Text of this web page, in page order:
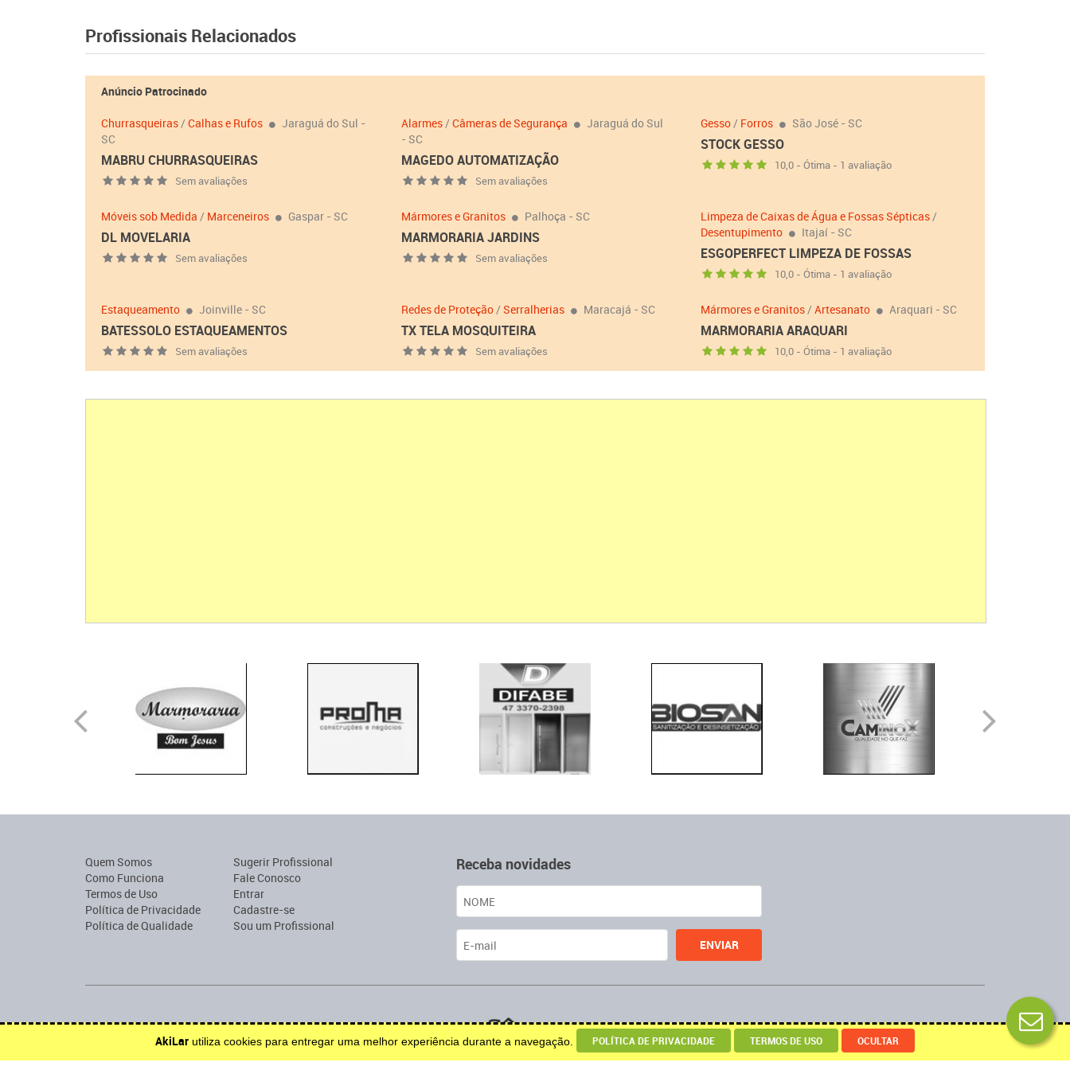
Profissionais Relacionados
Anúncio Patrocinado
Churrasqueiras/Calhas e Rufos
Jaraguá do Sul -
SC
MABRU CHURRASQUEIRAS
Sem avaliações
Alarmes/Câmeras de Segurança
Jaraguá do Sul
- SC
MAGEDO AUTOMATIZAÇÃO
Sem avaliações
Gesso/ Forros São José - SC
STOCK GESSO
10,0 - Ótima - 1 avaliação
Móveis sob Medida / Marceneiros Gaspar - SC
DL MOVELARIA
Sem avaliações
Mármores e Granitos Palhoça - SC
MARMORARIA JARDINS
Sem avaliações
Limpeza de Caixas de Água e Fossas Sépticas/
Desentupimento
Itajaí - SC
ESGOPERFECT LIMPEZA DE FOSSAS
10,0 - Ótima - 1 avaliação
Estaqueamento Joinville - SC
BATESSOLO ESTAQUEAMENTOS
Sem avaliações
Redes de Proteção/Serralherias Maracajá - SC
TX TELA MOSQUITEIRA
Sem avaliações
Mármores e Granitos/Artesanato Araquari - SC
MARMORARIA ARAQUARI
10,0 - Ótima - 1 avaliação
Quem Somos
Como Funciona
Termos de Uso
Política de Privacidade
Política de Qualidade
Sugerir Profissional
Fale Conosco
Entrar
Cadastre-se
Sou um Profissional
Receba novidades
Encontre profissionais para construção, reforma, mobília ou decoração.
Efetue solicitações de orçamento e serviço.
Desenvolvido por
AkiLar utiliza cookies para entregar uma melhor experiência durante a navegação. POLÍTICA DE PRIVACIDADE TERMOS DE USO OCULTAR